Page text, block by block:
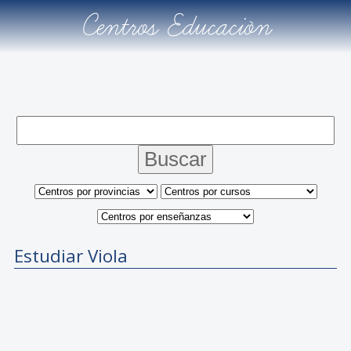
Centros Educación
Estudiar Viola